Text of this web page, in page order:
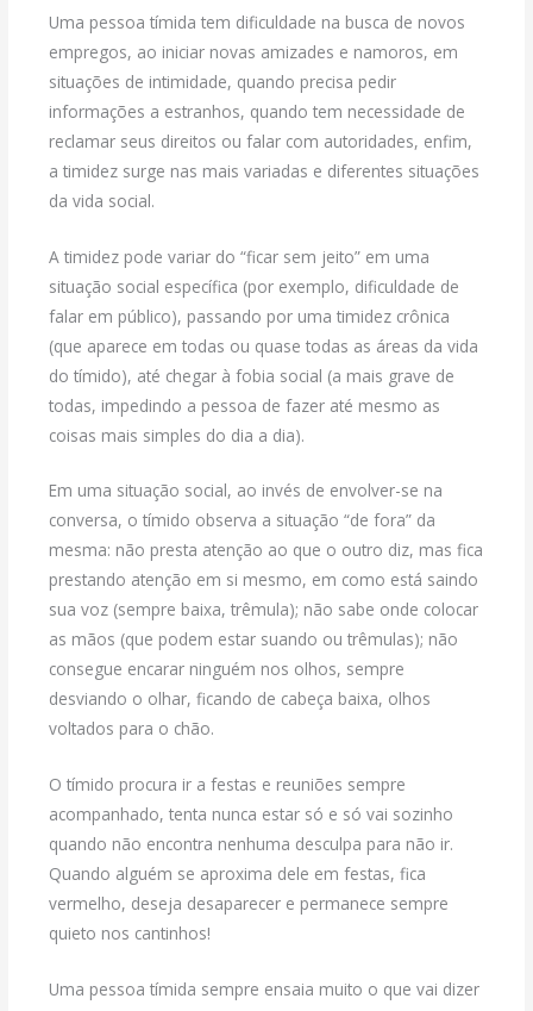
Uma pessoa tímida tem dificuldade na busca de novos
empregos, ao iniciar novas amizades e namoros, em
situações de intimidade, quando precisa pedir
informações a estranhos, quando tem necessidade de
reclamar seus direitos ou falar com autoridades, enfim,
a timidez surge nas mais variadas e diferentes situações
da vida social.
A timidez pode variar do “ficar sem jeito” em uma
situação social específica (por exemplo, dificuldade de
falar em público), passando por uma timidez crônica
(que aparece em todas ou quase todas as áreas da vida
do tímido), até chegar à fobia social (a mais grave de
todas, impedindo a pessoa de fazer até mesmo as
coisas mais simples do dia a dia).
Em uma situação social, ao invés de envolver-se na
conversa, o tímido observa a situação “de fora” da
mesma: não presta atenção ao que o outro diz, mas fica
prestando atenção em si mesmo, em como está saindo
sua voz (sempre baixa, trêmula); não sabe onde colocar
as mãos (que podem estar suando ou trêmulas); não
consegue encarar ninguém nos olhos, sempre
desviando o olhar, ficando de cabeça baixa, olhos
voltados para o chão.
O tímido procura ir a festas e reuniões sempre
acompanhado, tenta nunca estar só e só vai sozinho
quando não encontra nenhuma desculpa para não ir.
Quando alguém se aproxima dele em festas, fica
vermelho, deseja desaparecer e permanece sempre
quieto nos cantinhos!
Uma pessoa tímida sempre ensaia muito o que vai dizer